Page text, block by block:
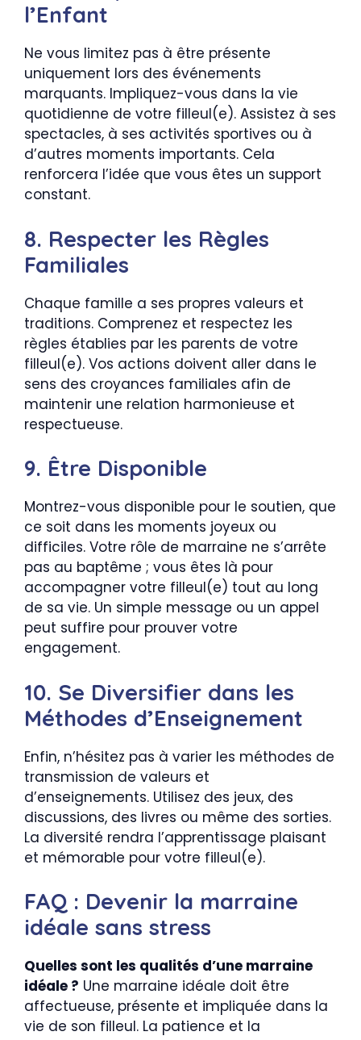
l’Enfant
Ne vous limitez pas à être présente
uniquement lors des événements
marquants. Impliquez-vous dans la vie
quotidienne de votre filleul(e). Assistez à ses
spectacles, à ses activités sportives ou à
d’autres moments importants. Cela
renforcera l’idée que vous êtes un support
constant.
8. Respecter les Règles
Familiales
Chaque famille a ses propres valeurs et
traditions. Comprenez et respectez les
règles établies par les parents de votre
filleul(e). Vos actions doivent aller dans le
sens des croyances familiales afin de
maintenir une relation harmonieuse et
respectueuse.
9. Être Disponible
Montrez-vous disponible pour le soutien, que
ce soit dans les moments joyeux ou
difficiles. Votre rôle de marraine ne s’arrête
pas au baptême ; vous êtes là pour
accompagner votre filleul(e) tout au long
de sa vie. Un simple message ou un appel
peut suffire pour prouver votre
engagement.
10. Se Diversifier dans les
Méthodes d’Enseignement
Enfin, n’hésitez pas à varier les méthodes de
transmission de valeurs et
d’enseignements. Utilisez des jeux, des
discussions, des livres ou même des sorties.
La diversité rendra l’apprentissage plaisant
et mémorable pour votre filleul(e).
FAQ : Devenir la marraine
idéale sans stress
Quelles sont les qualités d’une marraine
idéale ? Une marraine idéale doit être
affectueuse, présente et impliquée dans la
vie de son filleul. La patience et la